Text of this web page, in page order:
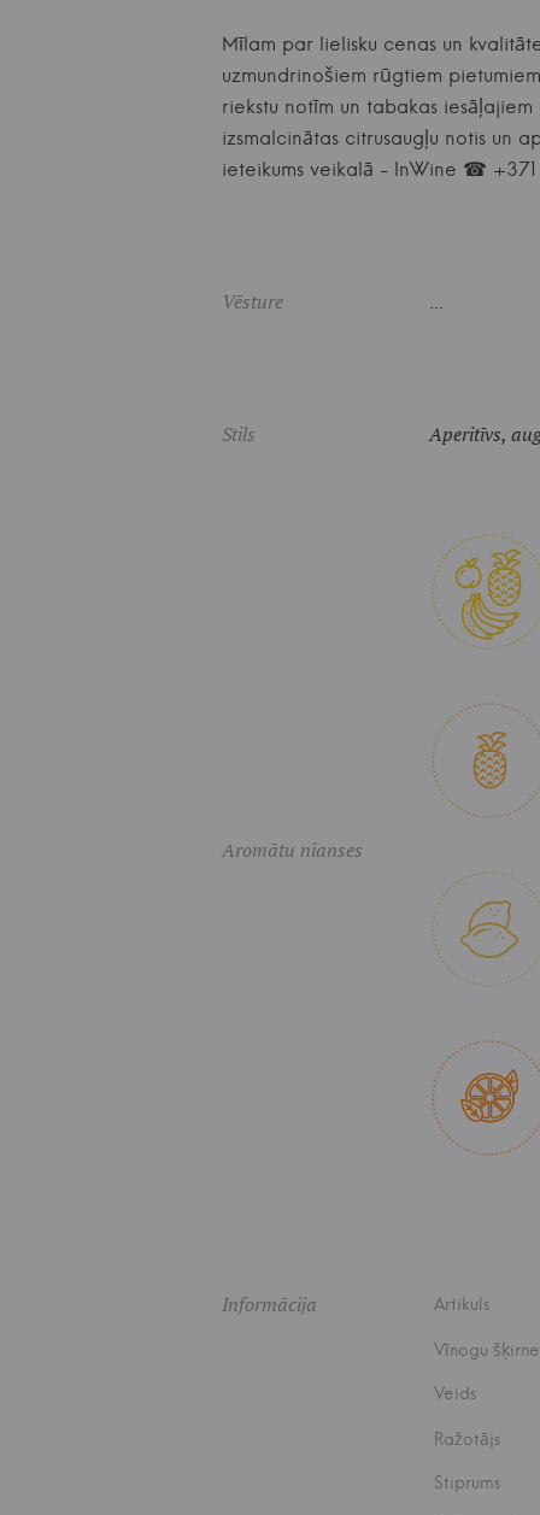
Mīlam par lielisku cenas un
uzmundrinošiem rūgtiem
riekstu notīm un tabakas
izsmalcinātas citrusaugļu notis un
ieteikums veikalā - InWine ☎
Vēsture ...
Stils Aperitīvs,
Aromātu nianses
Informācija Artikuls
Vīnogu šķirne
Veids
Ražotājs
Stiprums